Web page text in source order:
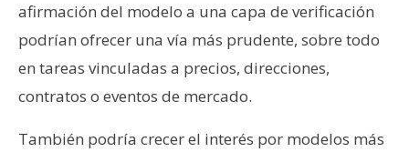
afirmación del modelo a una capa de verificación
podrían ofrecer una vía más prudente, sobre todo
en tareas vinculadas a precios, direcciones,
contratos o eventos de mercado.
También podría crecer el interés por modelos más